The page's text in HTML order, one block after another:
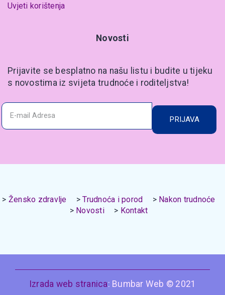
Uvjeti korištenja
Novosti
Prijavite se besplatno na našu listu i budite u tijeku
s novostima iz svijeta trudnoće i roditeljstva!
PRIJAVA
Žensko zdravlje Trudnoća i porod
Nakon trudnoće
Novosti
Kontakt
Izrada web stranica: Bumbar Web © 2021